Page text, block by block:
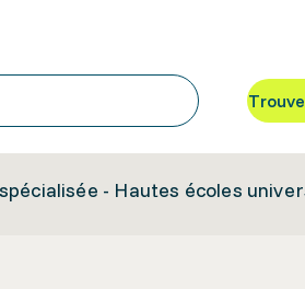
- Hautes écoles